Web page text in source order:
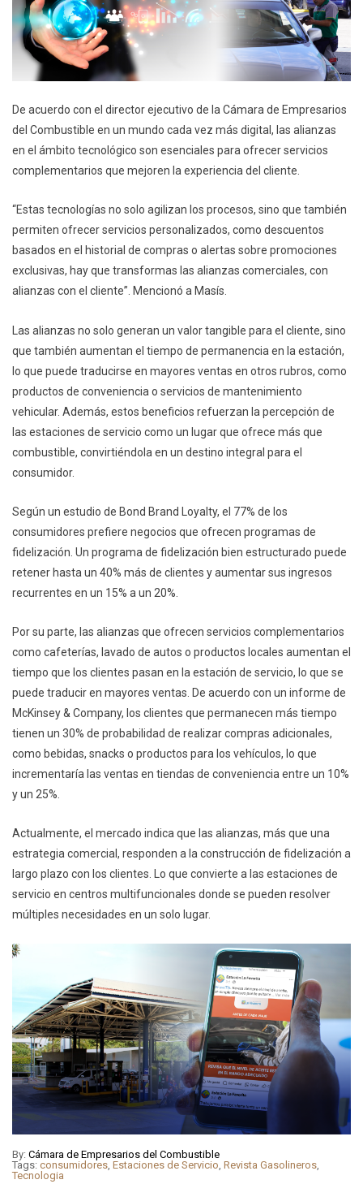
De acuerdo con el director ejecutivo de la Cámara de Empresarios
del Combustible en un mundo cada vez más digital, las alianzas
en el ámbito tecnológico son esenciales para ofrecer servicios
complementarios que mejoren la experiencia del cliente.
“Estas tecnologías no solo agilizan los procesos, sino que también
permiten ofrecer servicios personalizados, como descuentos
basados en el historial de compras o alertas sobre promociones
exclusivas, hay que transformas las alianzas comerciales, con
alianzas con el cliente”. Mencionó a Masís.
Las alianzas no solo generan un valor tangible para el cliente, sino
que también aumentan el tiempo de permanencia en la estación,
lo que puede traducirse en mayores ventas en otros rubros, como
productos de conveniencia o servicios de mantenimiento
vehicular. Además, estos beneficios refuerzan la percepción de
las estaciones de servicio como un lugar que ofrece más que
combustible, convirtiéndola en un destino integral para el
consumidor.
Según un estudio de Bond Brand Loyalty, el 77% de los
consumidores prefiere negocios que ofrecen programas de
fidelización. Un programa de fidelización bien estructurado puede
retener hasta un 40% más de clientes y aumentar sus ingresos
recurrentes en un 15% a un 20%.
Por su parte, las alianzas que ofrecen servicios complementarios
como cafeterías, lavado de autos o productos locales aumentan el
tiempo que los clientes pasan en la estación de servicio, lo que se
puede traducir en mayores ventas. De acuerdo con un informe de
McKinsey & Company, los clientes que permanecen más tiempo
tienen un 30% de probabilidad de realizar compras adicionales,
como bebidas, snacks o productos para los vehículos, lo que
incrementaría las ventas en tiendas de conveniencia entre un 10%
y un 25%.
Actualmente, el mercado indica que las alianzas, más que una
estrategia comercial, responden a la construcción de fidelización a
largo plazo con los clientes. Lo que convierte a las estaciones de
servicio en centros multifuncionales donde se pueden resolver
múltiples necesidades en un solo lugar.
By: Cámara de Empresarios del Combustible
Tags: consumidores Estaciones de Servicio Revista Gasolineros
Tecnologia